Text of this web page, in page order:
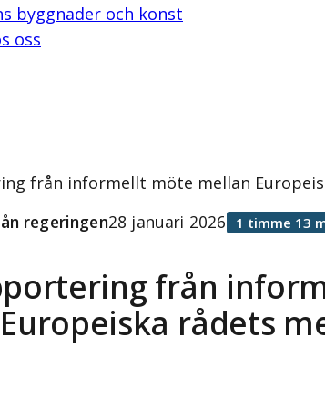
byggnader och konst
oss
från informellt möte mellan
från
rådets
regeringen28 januari 2026 1 timme 13